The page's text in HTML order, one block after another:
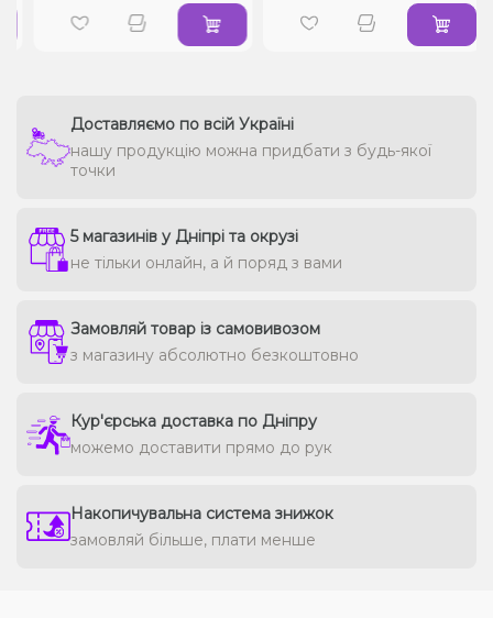
Доставляємо по всій Україні
нашу продукцію можна придбати з будь-якої
точки
5 магазинів у Дніпрі та окрузі
не тільки онлайн, а й поряд з вами
Замовляй товар із самовивозом
з магазину абсолютно безкоштовно
Кур'єрська доставка по Дніпру
можемо доставити прямо до рук
Накопичувальна система знижок
замовляй більше, плати менше